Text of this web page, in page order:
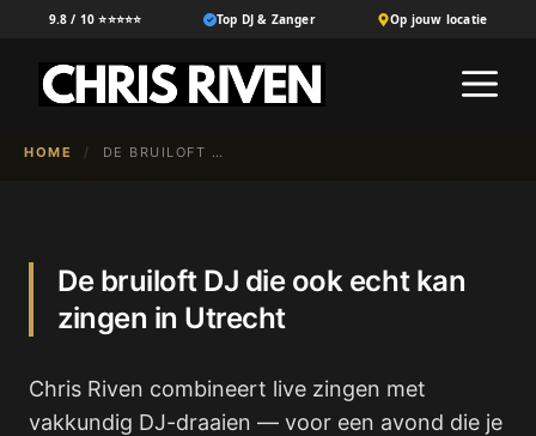
9.8 / 10 ⭐⭐⭐⭐⭐ Top DJ & Zanger Op jouw locatie
HOME / DE BRUILOFT DJ DIE OOK ECHT KAN ZINGEN IN UTRECHT
De bruiloft DJ die ook echt kan
zingen in Utrecht
Chris Riven combineert live zingen met
vakkundig DJ-draaien — voor een avond die je